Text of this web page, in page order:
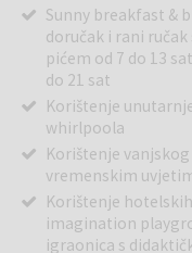
Sunny breakfast &
doručak i rani
pićem od 7 do 13
do 21 sat
Korištenje
whirlpoola
Korištenje
vremenskim
Korištenje
imagination
igraonica s